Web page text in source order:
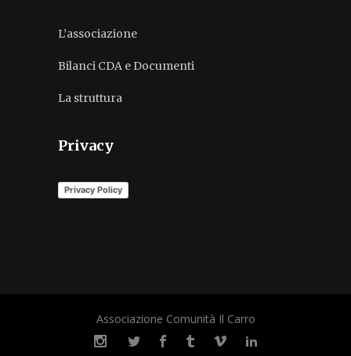
L’associazione
Bilanci CDA e Documenti
La struttura
Privacy
Privacy Policy
Associazione Comunità Il Carro